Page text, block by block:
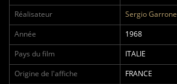
Réalisateur
Sergio Garrone
Année
1968
Pays du film
ITALIE
Origine de l'affiche
FRANCE